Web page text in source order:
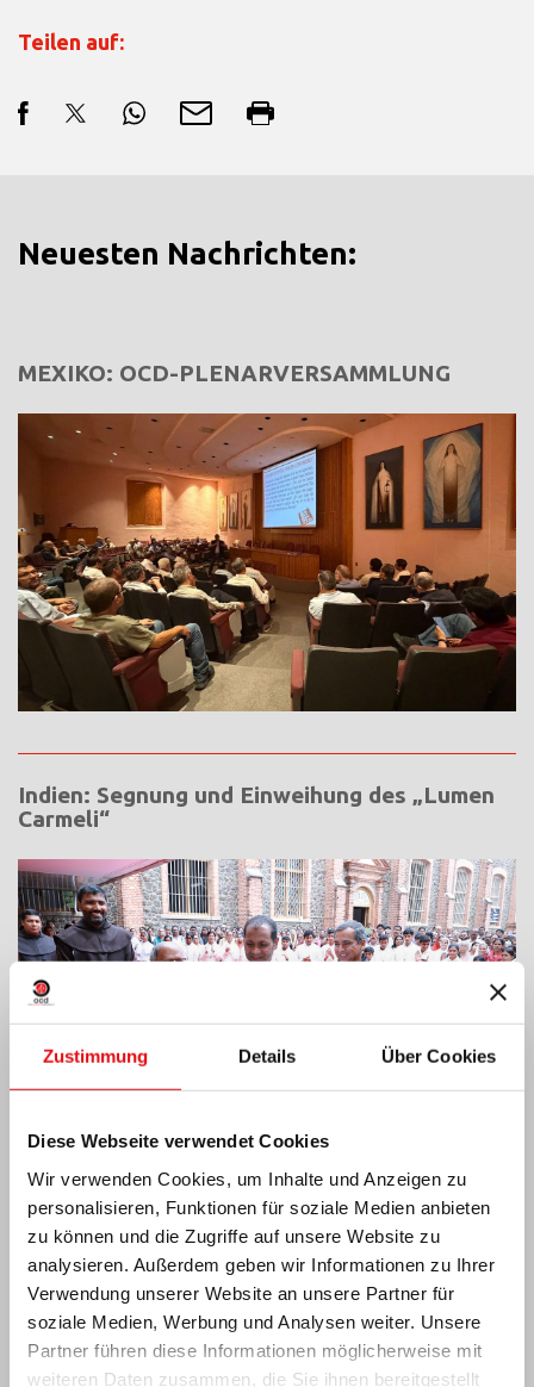
Zustimmung Details Über Cookies
Diese Webseite verwendet Cookies
Wir verwenden Cookies, um Inhalte und Anzeigen zu
personalisieren, Funktionen für soziale Medien anbieten
zu können und die Zugriffe auf unsere Website zu
analysieren. Außerdem geben wir Informationen zu Ihrer
Verwendung unserer Website an unsere Partner für
soziale Medien, Werbung und Analysen weiter. Unsere
Partner führen diese Informationen möglicherweise mit
weiteren Daten zusammen, die Sie ihnen bereitgestellt
Teilen auf:
Neuesten Nachrichten:
MEXIKO: OCD-PLENARVERSAMMLUNG
Indien: Segnung und Einweihung des „Lumen
Carmeli“
Elfenbeinküste: Doppeltes Silberjubiläum